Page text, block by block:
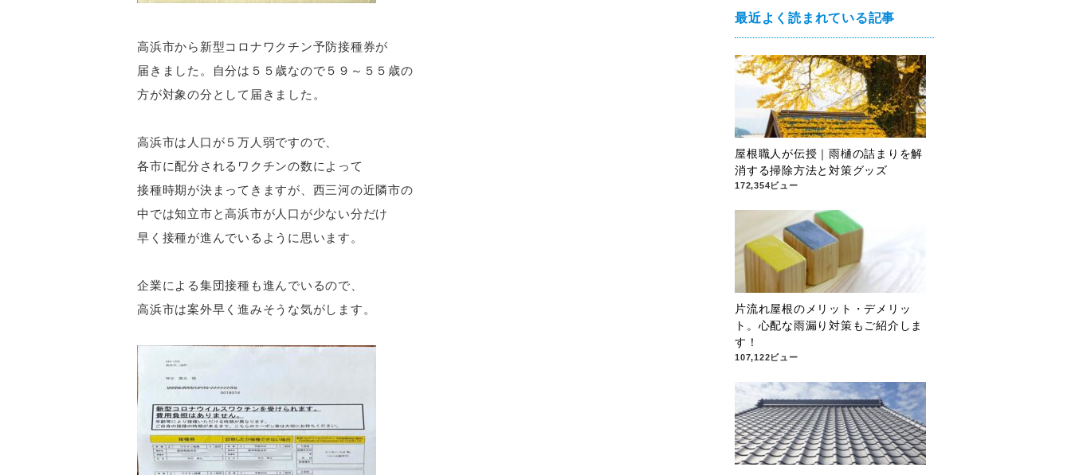
高浜市から新型コロナワクチン予防接種券が
届きました。自分は５５歳なので５９～５５歳の
方が対象の分として届きました。
高浜市は人口が５万人弱ですので、
各市に配分されるワクチンの数によって
接種時期が決まってきますが、西三河の近隣市の
中では知立市と高浜市が人口が少ない分だけ
早く接種が進んでいるように思います。
企業による集団接種も進んでいるので、
高浜市は案外早く進みそうな気がします。
最近よく読まれている記事
屋根職人が伝授｜雨樋の詰まりを解
消する掃除方法と対策グッズ
172,354ビュー
片流れ屋根のメリット・デメリッ
ト。心配な雨漏り対策もご紹介しま
す！
107,122ビュー